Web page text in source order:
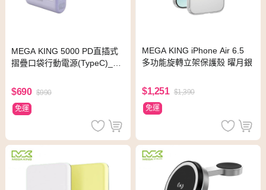
MEGA KING 5000 PD直插式
摺疊口袋行動電源(TypeC)_18
$690 $990
免運
MEGA KING iPhone Air 6.5
多功能旋轉立架保護殼 曜月銀
$1,251 $1,390
免運